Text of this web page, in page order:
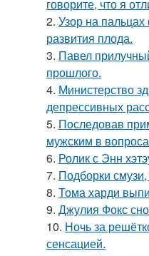
говорите, что я
2. Узор на
развития плода.
3. Павел
прошлого.
4. Министерство
депрессивных
5. Последовав
мужским в
6. Ролик с Энн
7. Подборки
8. Тома харди
9. Джулия Фокс
10. Ночь за
сенсацией.